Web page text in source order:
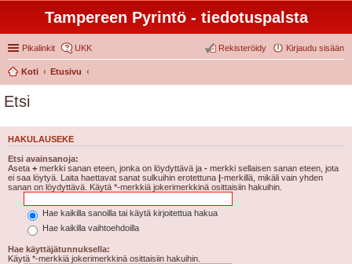
Tampereen Pyrintö - tiedotuspalsta
Pikalinkit UKK Kirjaudu sisään
Rekisteröidy
Koti Etusivu
Etsi
HAKULAUSEKE
Etsi avainsanoja:
Aseta + merkki sanan eteen, jonka on löydyttävä ja - merkki sellaisen sanan eteen, jota
ei saa löytyä. Laita haettavat sanat sulkuihin erotettuna |-merkillä, mikäli vain yhden
sanan on löydyttävä. Käytä *-merkkiä jokerimerkkinä osittaisiin hakuihin.
Hae kaikilla sanoilla tai käytä kirjoitettua hakua
Hae kaikilla vaihtoehdoilla
Hae käyttäjätunnuksella:
Käytä *-merkkiä jokerimerkkinä osittaisiin hakuihin.